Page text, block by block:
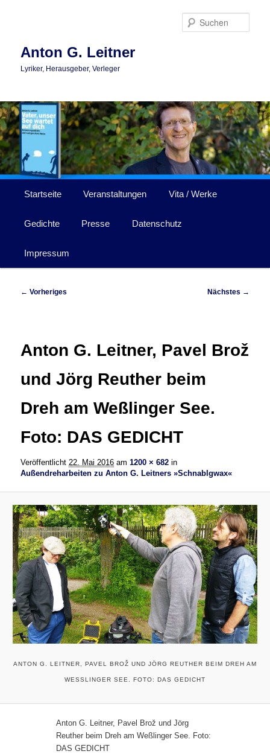
Anton G. Leitner
Lyriker, Herausgeber, Verleger
Startseite Veranstaltungen Vita / Werke
Gedichte Presse Datenschutz
Impressum
Bilder-
← Vorheriges Nächstes →
Anton G. Leitner, Pavel Brož
und Jörg Reuther beim
Dreh am Weßlinger See.
Foto: DAS GEDICHT
Veröffentlicht 22. Mai 2016 am1200 × 682 in
Außendreharbeiten zu Anton G. Leitners »Schnablgwax«
ANTON G. LEITNER, PAVEL BROŽ UND JÖRG REUTHER BEIM DREH AM
WESSLINGER SEE. FOTO: DAS GEDICHT
Anton G. Leitner, Pavel Brož und Jörg
Reuther beim Dreh am Weßlinger See. Foto:
DAS GEDICHT